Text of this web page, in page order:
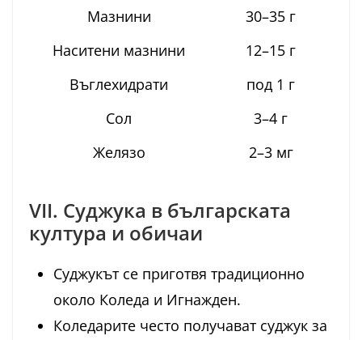
Мазнини
30–35 г
Наситени мазнини
12–15 г
Въглехидрати
под 1 г
Сол
3–4 г
Желязо
2–3 мг
VII. Суджука в българската
култура и обичаи
Суджукът се приготвя традиционно
около Коледа и Игнажден.
Коледарите често получават суджук за